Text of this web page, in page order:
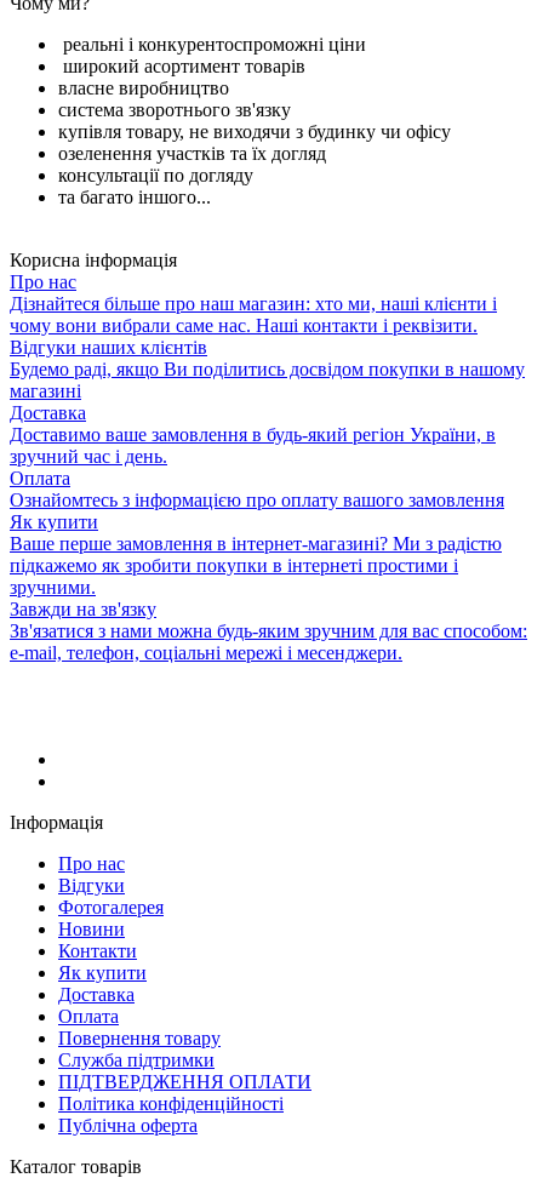
реальні і конкурентоспроможні ціни
широкий асортимент товарів
власне виробництво
система зворотнього зв'язку
купівля товару, не виходячи з будинку чи офісу
озеленення участків та їх догляд
консультації по догляду
та багато іншого...
Корисна інформація
Про нас
Дізнайтеся більше про наш магазин: хто ми, наші клієнти і
чому вони вибрали саме нас. Наші контакти і реквізити.
Відгуки наших клієнтів
Будемо раді, якщо Ви поділитись досвідом покупки в нашому
магазині
Доставка
Доставимо ваше замовлення в будь-який регіон України, в
зручний час і день.
Оплата
Ознайомтесь з інформацією про оплату вашого замовлення
Як купити
Ваше перше замовлення в інтернет-магазині? Ми з радістю
підкажемо як зробити покупки в інтернеті простими і
зручними.
Завжди на зв'язку
Зв'язатися з нами можна будь-яким зручним для вас способом:
e-mail, телефон, соціальні мережі і месенджери.
Інформація
Про нас
Відгуки
Фотогалерея
Новини
Контакти
Як купити
Доставка
Оплата
Повернення товару
Служба підтримки
ПІДТВЕРДЖЕННЯ ОПЛАТИ
Політика конфіденційності
Публічна оферта
Каталог товарів